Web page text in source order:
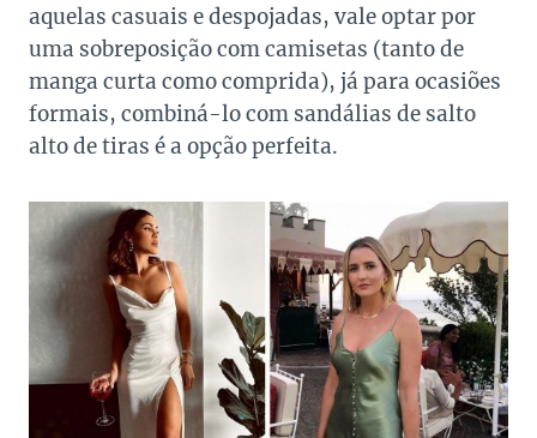
aquelas casuais e despojadas, vale optar por
uma sobreposição com camisetas (tanto de
manga curta como comprida), já para ocasiões
formais, combiná-lo com sandálias de salto
alto de tiras é a opção perfeita.